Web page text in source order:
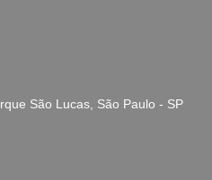
São Lucas, São Paulo - SP